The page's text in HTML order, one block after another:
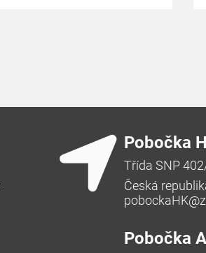
Pobočka
Třída SNP
Česká
Pobočka